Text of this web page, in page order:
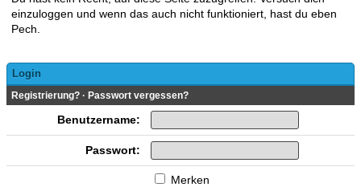
einzuloggen und wenn das auch nicht funktioniert, hast du eben
Pech.
Login
Registrierung? · Passwort vergessen?
Benutzername:
Passwort:
Merken